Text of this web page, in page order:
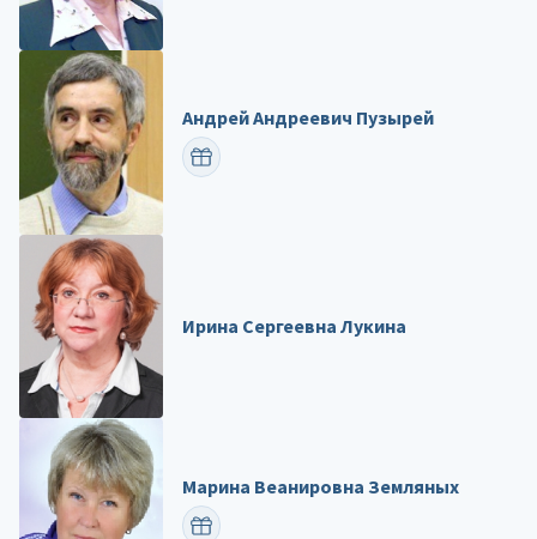
Андрей Андреевич Пузырей
ПОЗДРАВИТЬ
Ирина Сергеевна Лукина
Марина Веанировна Земляных
ПОЗДРАВИТЬ